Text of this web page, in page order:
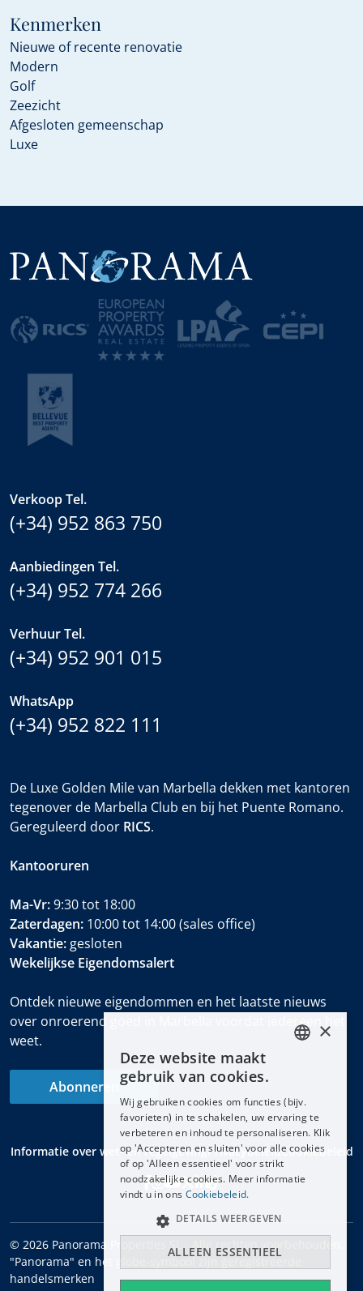
Kenmerken
Nieuwe of recente renovatie
Modern
Golf
Zeezicht
Afgesloten gemeenschap
Luxe
Verkoop Tel.
(+34) 952 863 750
Aanbiedingen Tel.
(+34) 952 774 266
Verhuur Tel.
(+34) 952 901 015
WhatsApp
(+34) 952 822 111
De Luxe Golden Mile van Marbella dekken met kantoren
tegenover de Marbella Club en bij het Puente Romano.
Gereguleerd door RICS.
Kantooruren
Ma-Vr:9:30 tot 18:00
Zaterdagen: 10:00 tot 14:00 (sales office)
Vakantie: gesloten
Wekelijkse Eigendomsalert
Ontdek nieuwe eigendommen en het laatste nieuws
over onroerend goed in Marbella voordat iedereen het
weet.
Abonneren
Informatie over wet- en regelgevingPrivacybeleidCookiebeleid
© 2026 Panorama Properties SL - Alle rechten voorbehouden.
"Panorama" en het globe-symbool zijn geregistreerde
handelsmerken
DEUTSCH
FRANÇAIS
×
Deze website maakt
gebruik van cookies.
Wij gebruiken cookies om functies (bijv.
favorieten) in te schakelen, uw ervaring te
verbeteren en inhoud te personaliseren. Klik
op 'Accepteren en sluiten' voor alle cookies
of op 'Alleen essentieel' voor strikt
noodzakelijke cookies. Meer informatie
vindt u in ons Cookiebeleid.
ALLEEN ESSENTIEEL
DETAILS WEERGEVEN